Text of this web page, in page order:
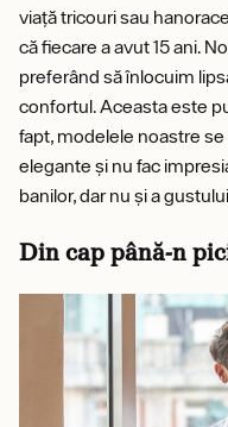
viață tricouri sau
că fiecare a avut 15 ani.
preferând să înlocuim
confortul. Aceasta este
fapt, modelele noastre
elegante și nu fac
banilor, dar nu și a
Din cap până-n